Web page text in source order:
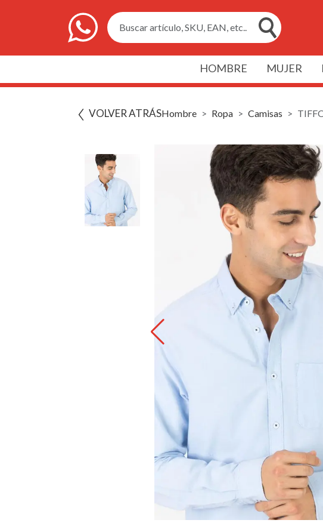
Buscar artículo, SKU, EAN, etc..
HOMBRE MUJER
VOLVER ATRÁSHombre Ropa Camisas